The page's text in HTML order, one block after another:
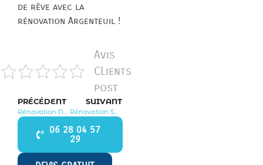
de rêve avec la
rénovation Argenteuil !
Avis
CLients
post
PRÉCÉDENT SUIVANT
06 28 04 57
29